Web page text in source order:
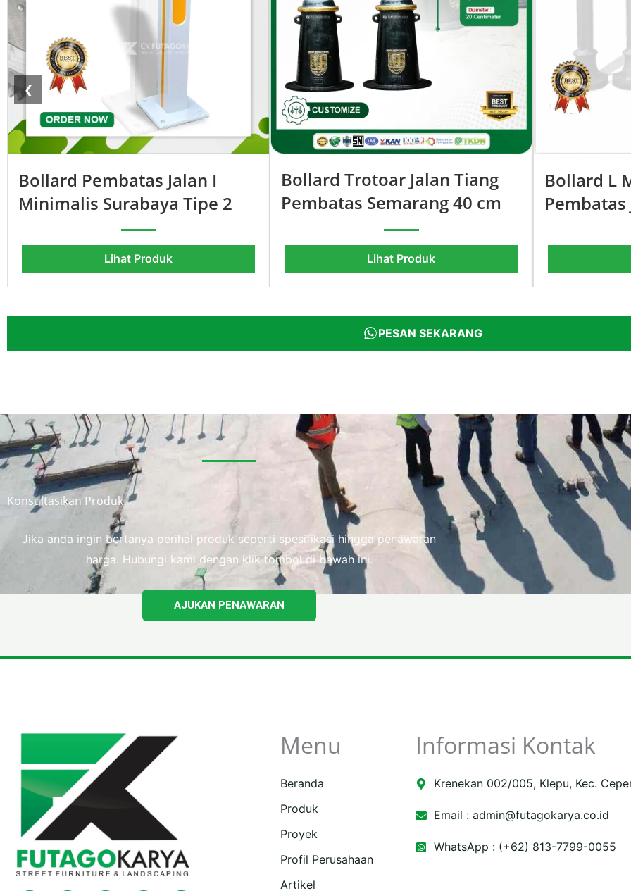
❮
Bollard Pembatas Jalan I
Minimalis Surabaya Tipe 2
Lihat Produk
Bollard Trotoar Jalan Tiang
Pembatas Semarang 40 cm
Lihat Produk
Bollard L
Pembatas
PESAN SEKARANG
Konsultasikan Produk
Jika anda ingin bertanya perihal produk seperti spesifikasi hingga penawaran
harga. Hubungi kami dengan klik tombol di bawah ini.
AJUKAN PENAWARAN
Menu
Beranda
Produk
Proyek
Profil Perusahaan
Artikel
Informasi Kontak
Krenekan 002/005, Klepu, Kec.
Email : admin@futagokarya.co.id
WhatsApp : (+62) 813-7799-0055